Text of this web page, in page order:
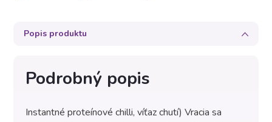
Popis produktu
Podrobný popis
Instantné proteínové chilli, víťaz chutí) Vracia sa